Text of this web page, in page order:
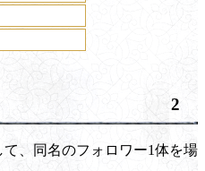
2
、同名のフォロワー1体を場